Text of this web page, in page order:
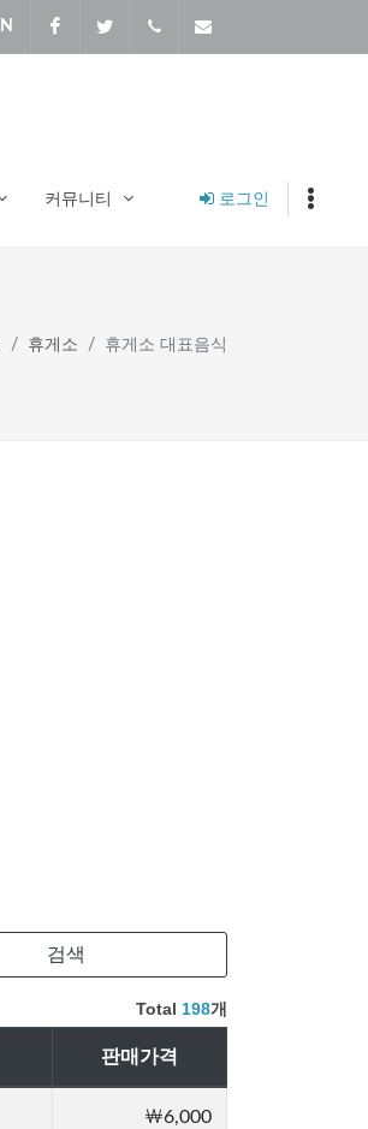
N Naver FacebookTwitter 010-
로그인
커뮤니티
휴게소 휴게소 대표음식
Total 198개
판매가격
￦6,000